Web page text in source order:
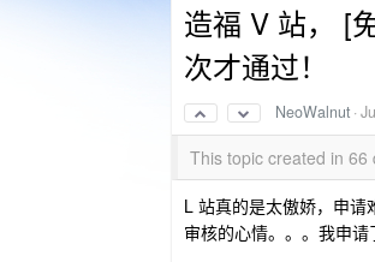
造福 V 站， [
次才通过！
NeoWalnut ·
This topic created in
L 站真的是太傲娇，申
审核的心情。。。我申请